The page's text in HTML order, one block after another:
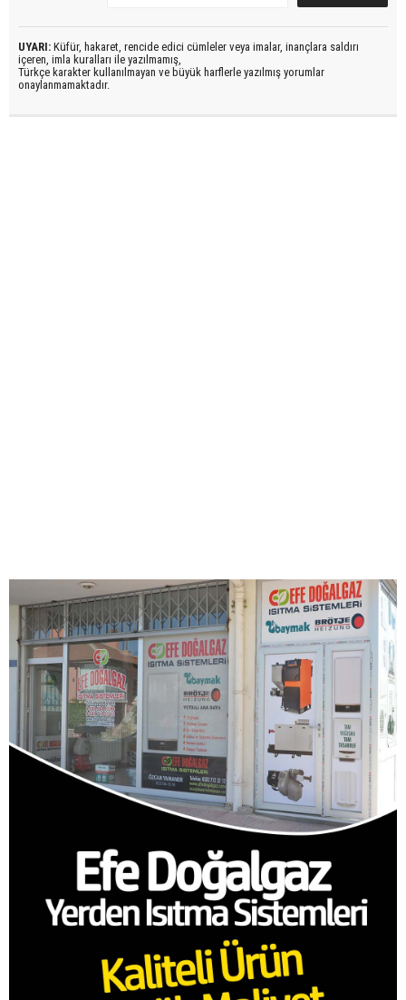
UYARI: Küfür, hakaret, rencide edici cümleler veya imalar, inançlara saldırı
içeren, imla kuralları ile yazılmamış,
Türkçe karakter kullanılmayan ve büyük harflerle yazılmış yorumlar
onaylanmamaktadır.